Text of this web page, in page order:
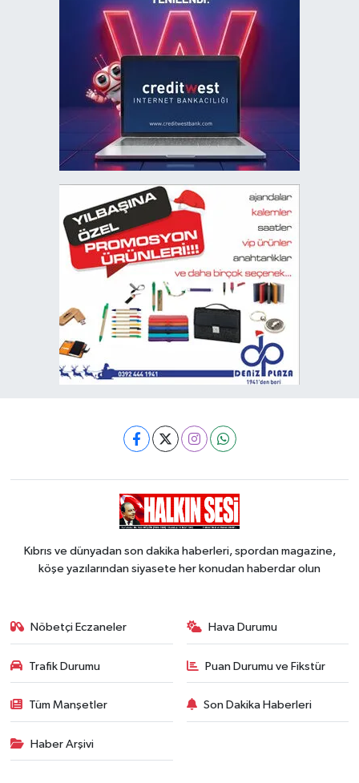
Kıbrıs ve dünyadan son dakika haberleri, spordan magazine,
köşe yazılarından siyasete her konudan haberdar olun
Nöbetçi Eczaneler Hava Durumu
Trafik Durumu Puan Durumu ve Fikstür
Tüm Manşetler Son Dakika Haberleri
Haber Arşivi